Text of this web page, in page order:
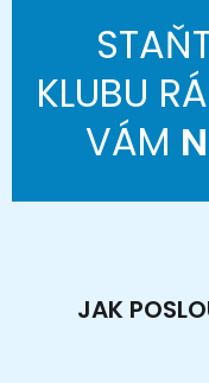
KLUBU
VÁM
JAK